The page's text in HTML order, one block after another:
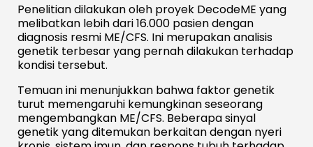
Penelitian dilakukan oleh proyek DecodeME yang
melibatkan lebih dari 16.000 pasien dengan
diagnosis resmi ME/CFS. Ini merupakan analisis
genetik terbesar yang pernah dilakukan terhadap
kondisi tersebut.
Temuan ini menunjukkan bahwa faktor genetik
turut memengaruhi kemungkinan seseorang
mengembangkan ME/CFS. Beberapa sinyal
genetik yang ditemukan berkaitan dengan nyeri